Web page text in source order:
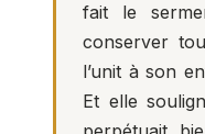
fait le
conserver
l’unit à son
Et elle